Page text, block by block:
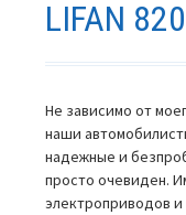
LIFAN
Не зависимо от
наши
надежные и
просто очевиден.
электроприводов